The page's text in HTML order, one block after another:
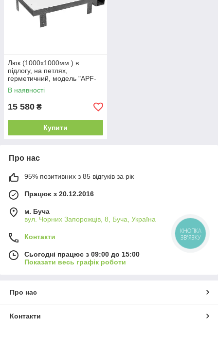
Люк (1000х1000мм.) в
підлогу, на петлях,
герметичний, модель "APF-
U"
В наявності
15 580 ₴
Купити
Про нас
95% позитивних з 85 відгуків за рік
Працює з 20.12.2016
м. Буча
вул. Чорних Запорожців, 8, Буча, Україна
Контакти
Сьогодні працює з 09:00 до 15:00
Показати весь графік роботи
Про нас
Контакти
КНОПКА
ЗВ'ЯЗКУ